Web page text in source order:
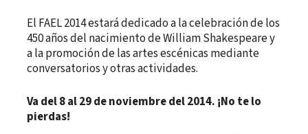
El FAEL 2014 estará dedicado a la celebración de los
450 años del nacimiento de William Shakespeare y
a la promoción de las artes escénicas mediante
conversatorios y otras actividades.
Va del 8 al 29 de noviembre del 2014. ¡No te lo
pierdas!